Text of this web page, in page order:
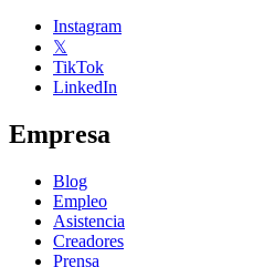
Instagram
𝕏
TikTok
LinkedIn
Empresa
Blog
Empleo
Asistencia
Creadores
Prensa